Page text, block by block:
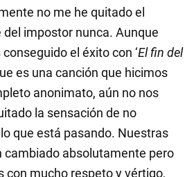
no me he quitado el
del impostor nunca. Aunque
el éxito con ‘El fin del
es una canción que hicimos
anonimato, aún no nos
la sensación de no
que está pasando. Nuestras
cambiado absolutamente pero
con mucho respeto y vértigo,